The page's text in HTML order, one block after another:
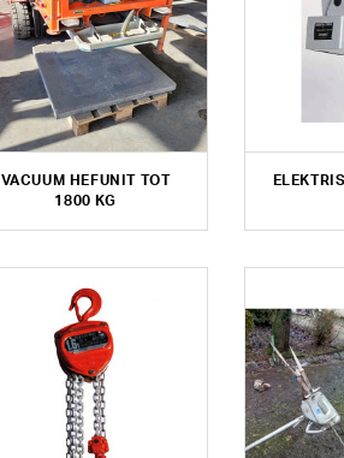
VACUUM HEFUNIT TOT
1800 KG